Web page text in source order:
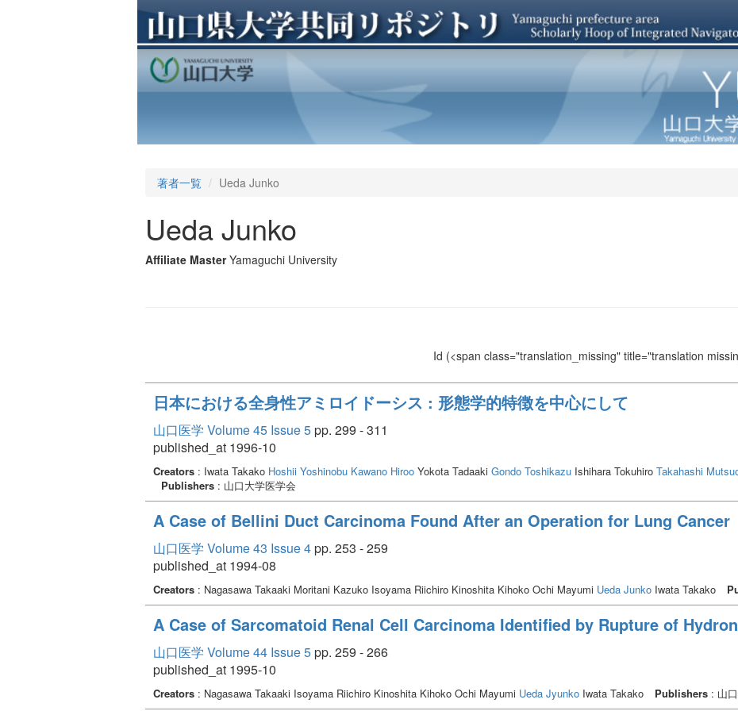
著者一覧 Ueda Junko
Ueda Junko
Affiliate Master Yamaguchi University
Id (<span class="translation_missing" title="translation
日本における全身性アミロイドーシス : 形態学的特徴を中心にして
山口医学 Volume 45 Issue 5pp. 299 - 311
published_at 1996-10
Creators : Iwata Takako Hoshii Yoshinobu Kawano Hiroo Yokota Tadaaki Gondo Toshikazu Ishihara Tokuhiro Takahashi
Publishers : 山口大学医学会
A Case of Bellini Duct Carcinoma Found After an Operation for Lung Cancer
山口医学 Volume 43 Issue 4pp. 253 - 259
published_at 1994-08
Creators : Nagasawa Takaaki Moritani Kazuko Isoyama Riichiro Kinoshita Kihoko Ochi Mayumi Ueda Junko Iwata Takako
A Case of Sarcomatoid Renal Cell Carcinoma Identified by Rupture of
山口医学 Volume 44 Issue 5pp. 259 - 266
published_at 1995-10
Creators : Nagasawa Takaaki Isoyama Riichiro Kinoshita Kihoko Ochi Mayumi Ueda Jyunko Iwata Takako Publishers : 山